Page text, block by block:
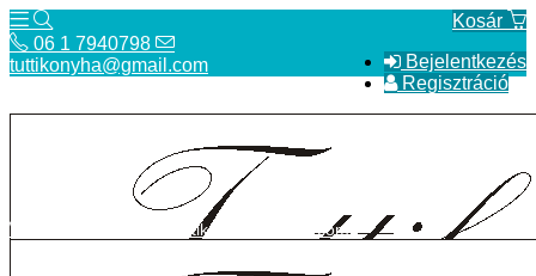
Kosár
Bejelentkezés
Regisztráció
06 1 7940798
tuttikonyha@gmail.com
tuttikonyha@gmail.com